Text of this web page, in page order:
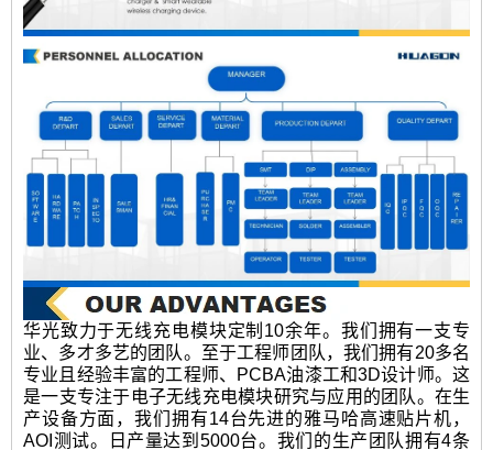
华光致力于无线充电模块定制10余年。我们拥有一支专
业、多才多艺的团队。至于工程师团队，我们拥有20多名
专业且经验丰富的工程师、PCBA油漆工和3D设计师。这
是一支专注于电子无线充电模块研究与应用的团队。在生
产设备方面，我们拥有14台先进的雅马哈高速贴片机，
AOI测试。日产量达到5000台。我们的生产团队拥有4条